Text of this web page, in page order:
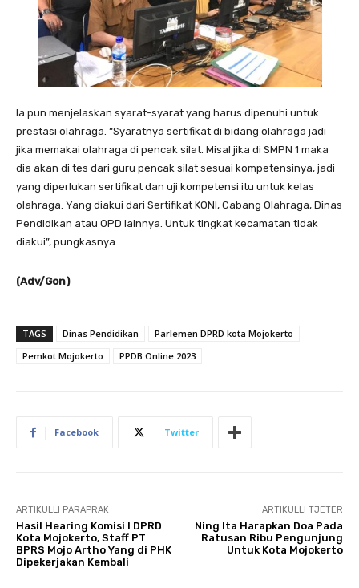
Ia pun menjelaskan syarat-syarat yang harus dipenuhi untuk
prestasi olahraga. “Syaratnya sertifikat di bidang olahraga jadi
jika memakai olahraga di pencak silat. Misal jika di SMPN 1 maka
dia akan di tes dari guru pencak silat sesuai kompetensinya, jadi
yang diperlukan sertifikat dan uji kompetensi itu untuk kelas
olahraga. Yang diakui dari Sertifikat KONI, Cabang Olahraga, Dinas
Pendidikan atau OPD lainnya. Untuk tingkat kecamatan tidak
diakui”, pungkasnya.
(Adv/Gon)
TAGS Dinas Pendidikan
Parlemen DPRD kota Mojokerto
Pemkot Mojokerto
PPDB Online 2023
Facebook Twitter
ARTIKULLI PARAPRAK
Hasil Hearing Komisi I DPRD
Kota Mojokerto, Staff PT
BPRS Mojo Artho Yang di PHK
Dipekerjakan Kembali
ARTIKULLI TJETËR
Ning Ita Harapkan Doa Pada
Ratusan Ribu Pengunjung
Untuk Kota Mojokerto